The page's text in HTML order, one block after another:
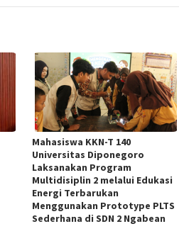
Mahasiswa KKN-T 140
Universitas Diponegoro
Laksanakan Program
Multidisiplin 2 melalui Edukasi
Energi Terbarukan
Menggunakan Prototype PLTS
Sederhana di SDN 2 Ngabean